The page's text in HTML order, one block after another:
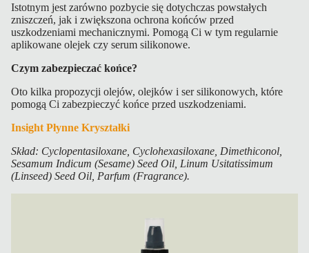
Istotnym jest zarówno pozbycie się dotychczas powstałych
zniszczeń, jak i zwiększona ochrona końców przed
uszkodzeniami mechanicznymi. Pomogą Ci w tym regularnie
aplikowane olejek czy serum silikonowe.
Czym zabezpieczać końce?
Oto kilka propozycji olejów, olejków i ser silikonowych, które
pomogą Ci zabezpieczyć końce przed uszkodzeniami.
Insight Płynne Kryształki
Skład: Cyclopentasiloxane, Cyclohexasiloxane, Dimethiconol,
Sesamum Indicum (Sesame) Seed Oil, Linum Usitatissimum
(Linseed) Seed Oil, Parfum (Fragrance).